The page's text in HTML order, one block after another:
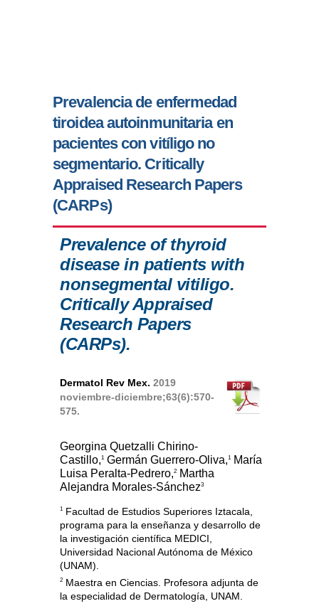
Prevalencia de enfermedad
tiroidea autoinmunitaria en
pacientes con vitíligo no
segmentario. Critically
Appraised Research Papers
(CARPs)
Prevalence of thyroid
disease in patients with
nonsegmental vitiligo.
Critically Appraised
Research Papers
(CARPs).
Dermatol Rev Mex. 2019
noviembre-diciembre;63(6):570-
575.
Georgina Quetzalli Chirino-
Castillo,1 Germán Guerrero-Oliva,1
María
Luisa Peralta-Pedrero,2
Martha
Alejandra Morales-Sánchez3
1
Facultad de Estudios Superiores Iztacala,
programa para la enseñanza y desarrollo de
la investigación científica MEDICI,
Universidad Nacional Autónoma de México
(UNAM).
2 Maestra en Ciencias. Profesora adjunta de
la especialidad de Dermatología, UNAM.